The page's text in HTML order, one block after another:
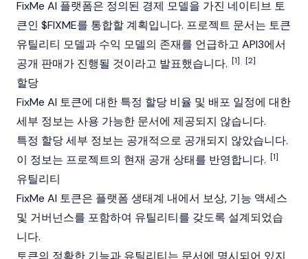
FixMe AI 플랫폼은 정의된 경제 모델을 가진 네이티브 토
큰인 $FIXME를 통합할 계획입니다. 프로젝트 문서는 토큰
유틸리티 모델과 수익 모델의 존재를 언급하고 API3에서
공개 판매가 진행될 것이라고 발표했습니다. [1] [2]
할당
FixMe AI 토큰에 대한 특정 할당 비율 및 배포 일정에 대한
세부 정보는 사용 가능한 문서에 제공되지 않습니다.
특정 할당 세부 정보는 공개적으로 공개되지 않았습니다.
이 정보는 프로젝트의 현재 공개 상태를 반영합니다. [1]
유틸리티
FixMe AI 토큰은 플랫폼 생태계 내에서 보상, 기능 액세스
및 거버넌스를 포함하여 유틸리티를 갖도록 설계되었습
니다.
토큰의 정확한 기능과 유틸리티는 문서에 명시되어 있지